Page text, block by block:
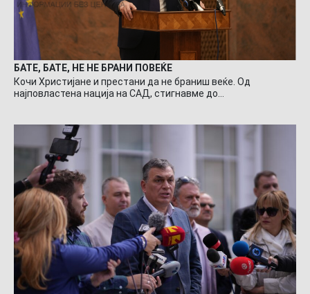
БАТЕ, БАТЕ, НЕ НЕ БРАНИ ПОВЕЌЕ
Кочи Христијане и престани да не браниш веќе. Од
најповластена нација на САД, стигнавме до…